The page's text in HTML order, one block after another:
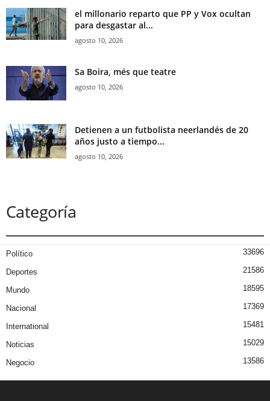
el millonario reparto que PP y Vox ocultan
para desgastar al...
agosto 10, 2026
Sa Boira, més que teatre
agosto 10, 2026
Detienen a un futbolista neerlandés de 20
años justo a tiempo...
agosto 10, 2026
Categoría
Político 33696
Deportes 21586
Mundo 18595
Nacional 17369
International 15481
Noticias 15029
Negocio 13586